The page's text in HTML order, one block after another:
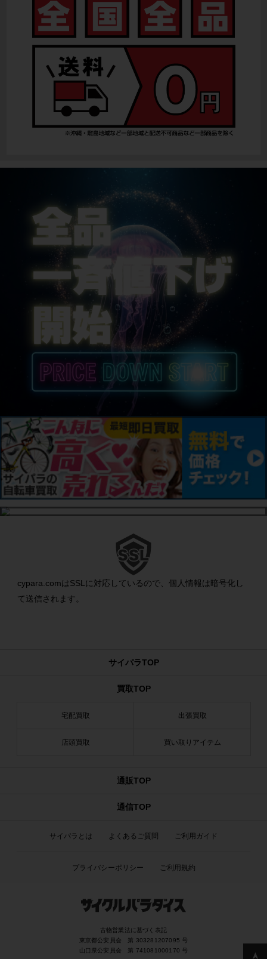
cypara.comはSSLに対応しているので、個人情報は暗号化し
て送信されます。
サイパラTOP
買取TOP
宅配買取 出張買取
店頭買取 買い取りアイテム
通販TOP
通信TOP
サイパラとは よくあるご質問 ご利用ガイド
プライバシーポリシー ご利用規約
古物営業法に基づく表記
東京都公安員会 第 303281207095 号
山口県公安員会 第 741081000170 号